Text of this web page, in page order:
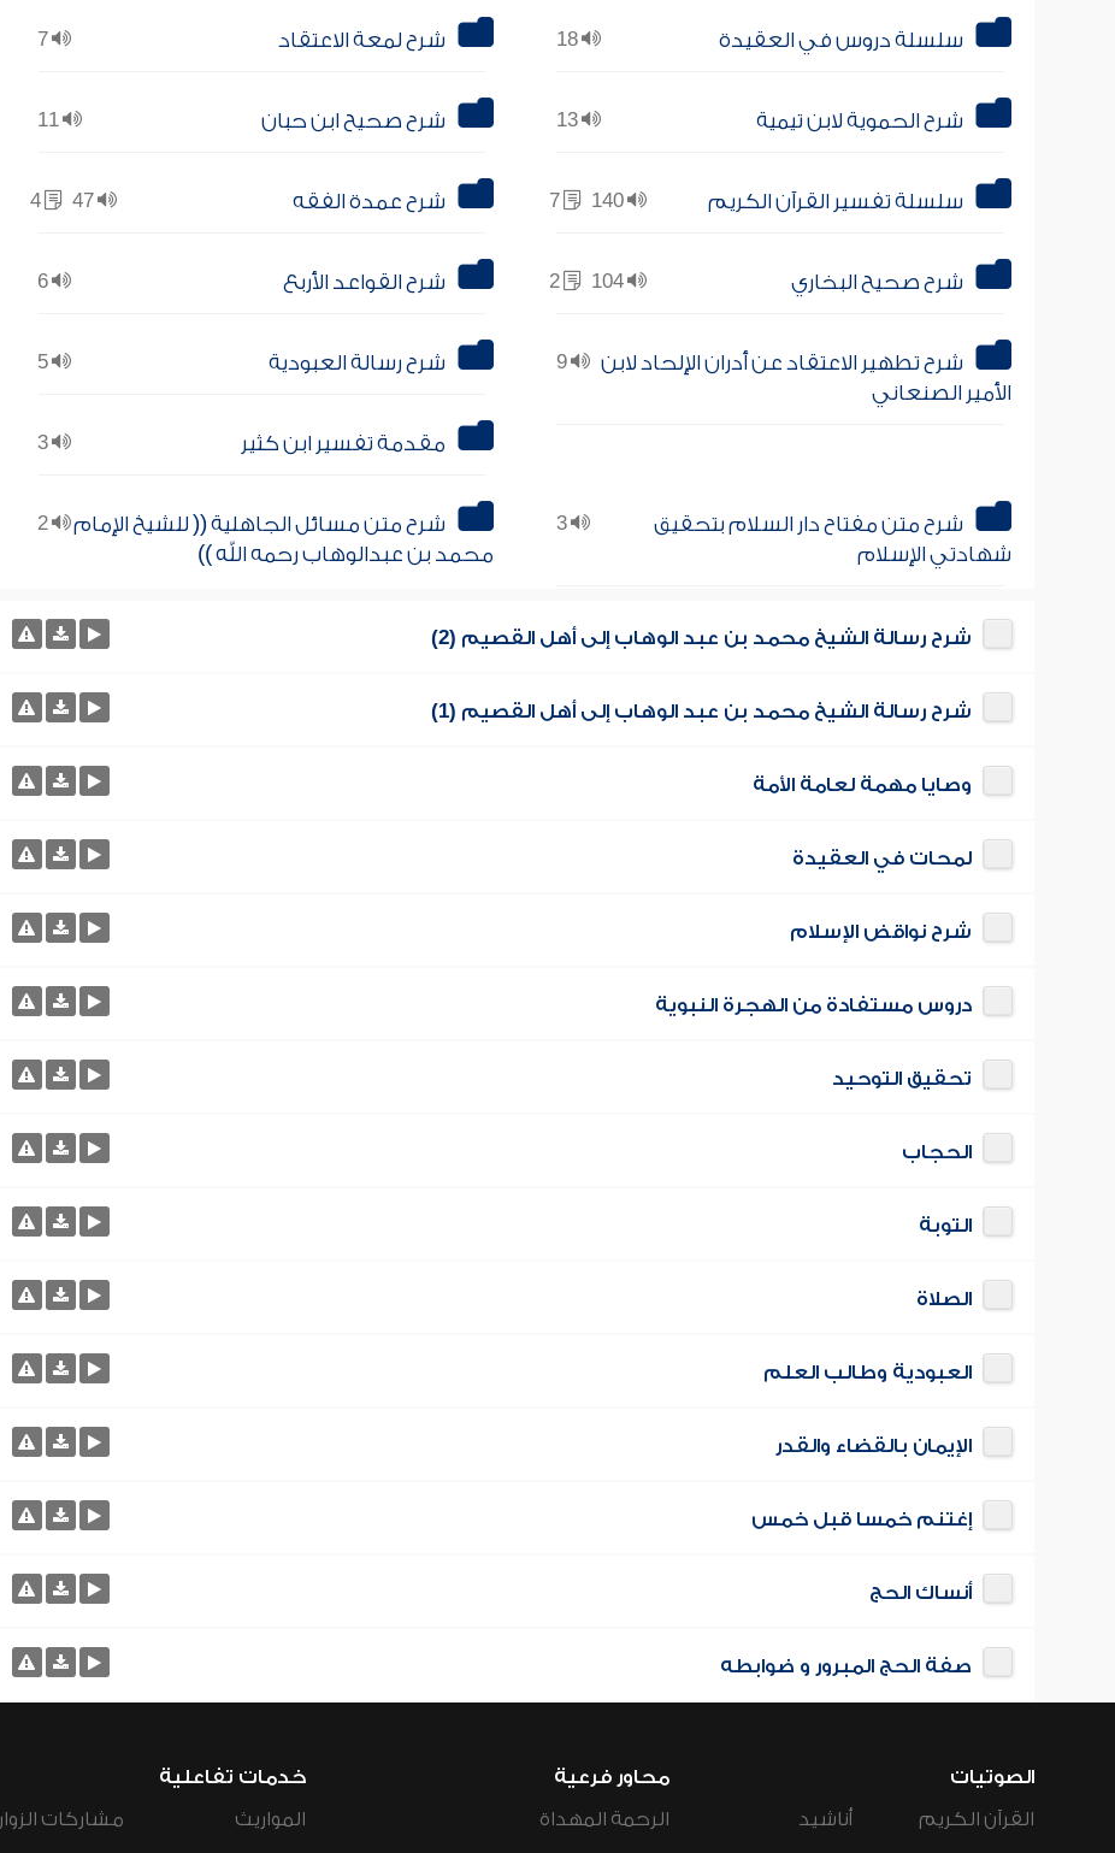
18 سلسلة دروس في العقيدة 7 شرح لمعة الاعتقاد
13 شرح الحموية لابن تيمية 11 شرح صحيح ابن حبان
140
7 سلسلة تفسير القرآن الكريم 47 شرح عمدة الفقه
104
2 شرح صحيح البخاري 6 شرح القواعد الأربع
9
شرح تطهير الاعتقاد عن أدران الإلحاد لابن
الأمير الصنعاني
5 شرح رسالة العبودية
3 مقدمة تفسير ابن كثير
3
شرح متن مفتاح دار السلام بتحقيق
شهادتي الإسلام
2
شرح متن مسائل الجاهلية (( للشيخ الإمام
محمد بن عبدالوهاب رحمه الله ))
شرح رسالة الشيخ محمد بن عبد الوهاب إلى أهل القصيم (2)
شرح رسالة الشيخ محمد بن عبد الوهاب إلى أهل القصيم (1)
وصايا مهمة لعامة الأمة
لمحات في العقيدة
شرح نواقض الإسلام
دروس مستفادة من الهجرة النبوية
تحقيق التوحيد
الحجاب
التوبة
الصلاة
العبودية وطالب العلم
الإيمان بالقضاء والقدر
إغتنم خمسا قبل خمس
أنساك الحج
صفة الحج المبرور و ضوابطه
الصوتيات
القرآن الكريم
أناشيد
محاور فرعية
الرحمة المهداة
خدمات تفاعلية
المواريث
مشاركات الزوار